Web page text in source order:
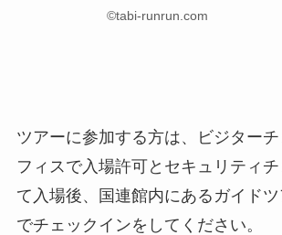
©tabi-runrun.com
ツアーに参加する方は、ビジター
フィスで入場許可とセキュリティ
て入場後、国連館内にあるガイド
でチェックインをしてください。